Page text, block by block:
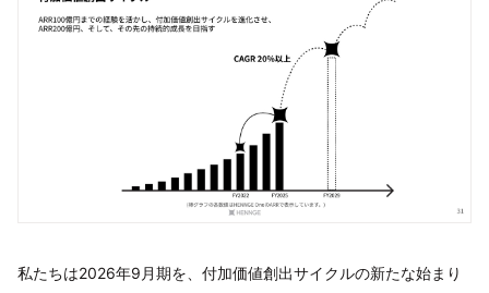
私たちは2026年9月期を、付加価値創出サイクルの新たな始まり